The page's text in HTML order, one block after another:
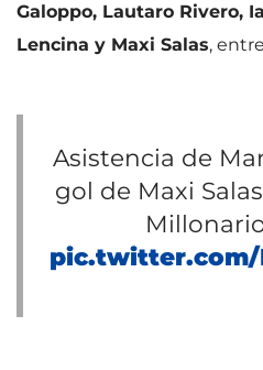
Galoppo, Lautaro Rivero,
Lencina y Maxi Salas,
Asistencia de
gol de Maxi
Millonario
pic.twitter.com/